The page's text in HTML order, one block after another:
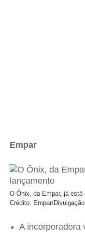
Empar
O Ônix, da Empar, já
Crédito: Empar/Divulgação
A incorporadora